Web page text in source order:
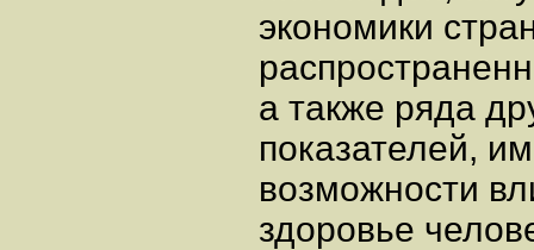
экономики
а также ряда
показателей,
возможности
здоровье